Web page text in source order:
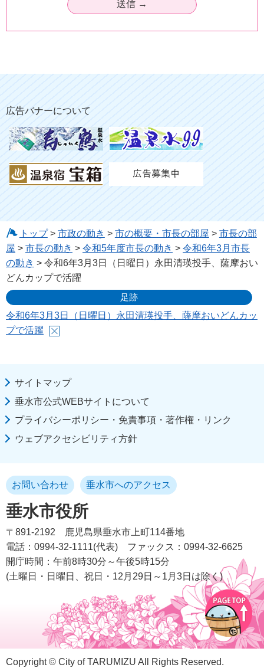
広告バナーについて
トップ> 市政の動き > 市の概要・市長の部屋 > 市長の部
屋 > 市長の動き > 令和5年度市長の動き > 令和6年3月市長
の動き > 令和6年3月3日（日曜日）永田清瑛投手、薩摩おい
どんカップで活躍
足跡
令和6年3月3日（日曜日）永田清瑛投手、薩摩おいどんカッ
プで活躍
サイトマップ
垂水市公式WEBサイトについて
プライバシーポリシー・免責事項・著作権・リンク
ウェブアクセシビリティ方針
垂水市役所
お問い合わせ 垂水市へのアクセス
〒891-2192
鹿児島県垂水市上町114番地
電話：0994-32-1111(代表)
ファックス：0994-32-6625
開庁時間：午前8時30分～午後5時15分
(土曜日・日曜日、祝日・12月29日～1月3日は除く)
Copyright © City of TARUMIZU All Rights Reserved.